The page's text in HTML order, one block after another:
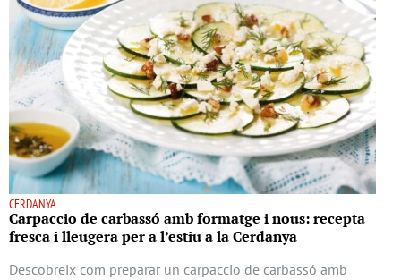
CERDANYA
Carpaccio de carbassó amb formatge i nous: recepta
fresca i lleugera per a l’estiu a la Cerdanya
Descobreix com preparar un carpaccio de carbassó amb